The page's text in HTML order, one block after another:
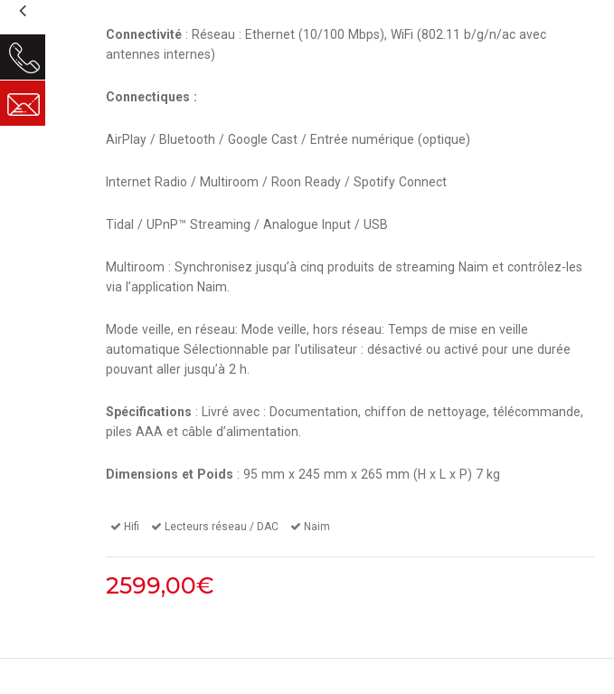
Connectivité : Réseau : Ethernet (10/100 Mbps), WiFi (802.11 b/g/n/ac avec
antennes internes)
Connectiques :
AirPlay / Bluetooth / Google Cast / Entrée numérique (optique)
Internet Radio / Multiroom / Roon Ready / Spotify Connect
Tidal / UPnP™ Streaming / Analogue Input / USB
Multiroom : Synchronisez jusqu’à cinq produits de streaming Naim et contrôlez-les
via l’application Naim.
Mode veille, en réseau: Mode veille, hors réseau: Temps de mise en veille
automatique Sélectionnable par l’utilisateur : désactivé ou activé pour une durée
pouvant aller jusqu’à 2 h.
Spécifications : Livré avec : Documentation, chiffon de nettoyage, télécommande,
piles AAA et câble d’alimentation.
Dimensions et Poids : 95 mm x 245 mm x 265 mm (H x L x P) 7 kg
Hifi Lecteurs réseau / DAC Naim
2599,00€